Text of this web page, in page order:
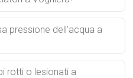
pressione dell’acqua a
rotti o lesionati a